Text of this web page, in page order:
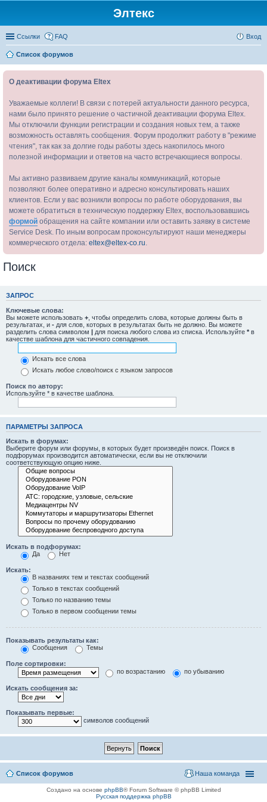
Элтекс
Ссылки FAQ Вход
Список форумов
О деактивации форума Eltex
Уважаемые коллеги! В связи с потерей актуальности данного ресурса,
нами было принято решение о частичной деактивации форума Eltex.
Мы отключили функции регистрации и создания новых тем, а также
возможность оставлять сообщения. Форум продолжит работу в "режиме
чтения", так как за долгие годы работы здесь накопилось много
полезной информации и ответов на часто встречающиеся вопросы.
Мы активно развиваем другие каналы коммуникаций, которые
позволяют более оперативно и адресно консультировать наших
клиентов. Если у вас возникли вопросы по работе оборудования, вы
можете обратиться в техническую поддержку Eltex, воспользовавшись
формой обращения на сайте компании или оставить заявку в системе
Service Desk. По иным вопросам проконсультируют наши менеджеры
коммерческого отдела: eltex@eltex-co.ru.
Поиск
ЗАПРОС
Ключевые слова:
Вы можете использовать + , чтобы определить слова, которые должны быть в
результатах, и - для слов, которых в результатах быть не должно. Вы можете
разделить слова символом | для поиска любого слова из списка. Используйте * в
качестве шаблона для частичного совпадения.
Искать все слова
Искать любое слово/поиск с языком запросов
Поиск по автору:
Используйте * в качестве шаблона.
ПАРАМЕТРЫ ЗАПРОСА
Искать в форумах:
Выберите форум или форумы, в которых будет произведён поиск. Поиск в
подфорумах производится автоматически, если вы не отключили
соответствующую опцию ниже.
Искать в подфорумах:
Да
Нет
Искать:
В названиях тем и текстах сообщений
Только в текстах сообщений
Только по названию темы
Только в первом сообщении темы
Показывать результаты как:
Сообщения
Темы
Поле сортировки:
по возрастанию
по убыванию
Искать сообщения за:
Показывать первые:
символов сообщений
Список форумов Наша команда
Создано на основе phpBB® Forum Software © phpBB Limited
Русская поддержка phpBB